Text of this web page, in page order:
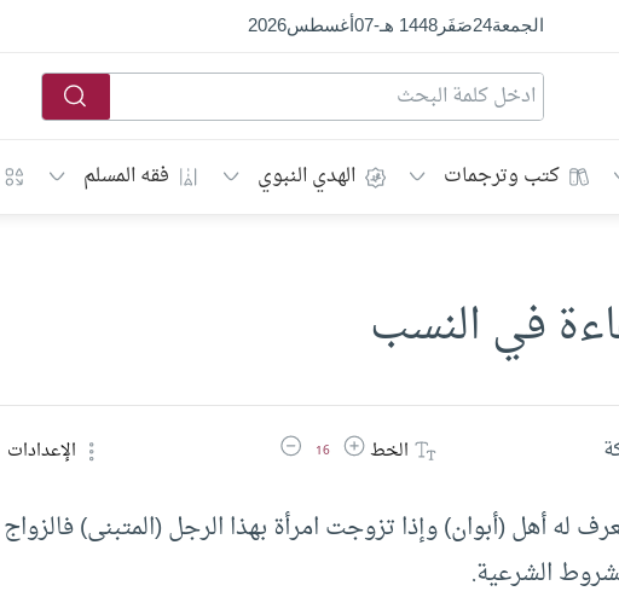
الجمعة24صَفَر1448 هـ -
07أغسطس2026
كتب وترجمات الهدي النبوي فقه المسلم
في النسب
الخطزيادة حجم الخط
16 تقليل حجم الخط الإعدادات
له أهل (أبوان) وإذا تزوجت امرأة بهذا الرجل (المتبنى) فالزواج
الشرعية.